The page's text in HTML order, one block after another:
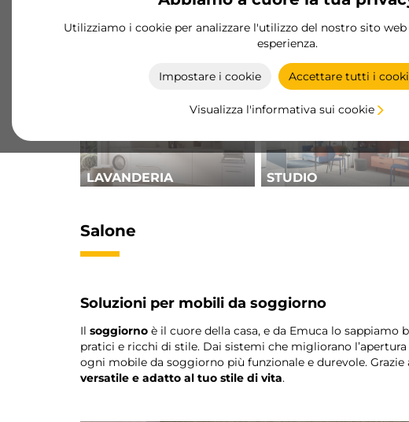
Utilizziamo i cookie per analizzare l'utilizzo del nostro sito
esperienza.
Impostare i cookie Accettare tutti i
Visualizza l'informativa sui cookie
SALONE
LAVANDERIA STUDIO
Salone
Soluzioni per mobili da soggiorno
Il soggiorno è il cuore della casa, e da Emuca lo sappiamo
pratici e ricchi di stile. Dai sistemi che migliorano
ogni mobile da soggiorno più funzionale e durevole.
versatile e adatto al tuo stile di vita.